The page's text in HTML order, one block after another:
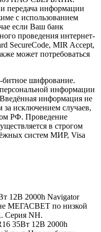
передача информации
с использованием
если Ваш банк
проведения интернет-
SecureCode, MIR Accept,
может потребоваться
битное шифрование.
информации
информация не
за исключением случаев,
РФ. Проведение
в строгом
систем МИР, Visa
12В 2000h Navigator
МЕГАСВЕТ по низкой
Серия NH.
35Вт 12В 2000h